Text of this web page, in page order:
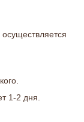
осуществляется
1-2 дня.